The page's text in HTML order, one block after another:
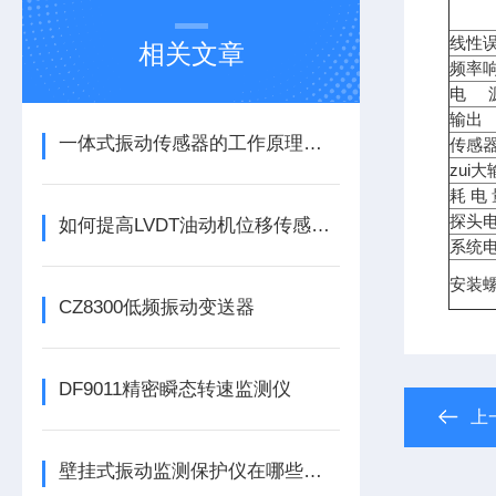
相关文章
一体式振动传感器的工作原理是什么？
如何提高LVDT油动机位移传感器的精度？
CZ8300低频振动变送器
DF9011精密瞬态转速监测仪
壁挂式振动监测保护仪在哪些领域有广泛应用？
线性
频率
电
输出
传感
zui大
耗 电
探头
系统
安装